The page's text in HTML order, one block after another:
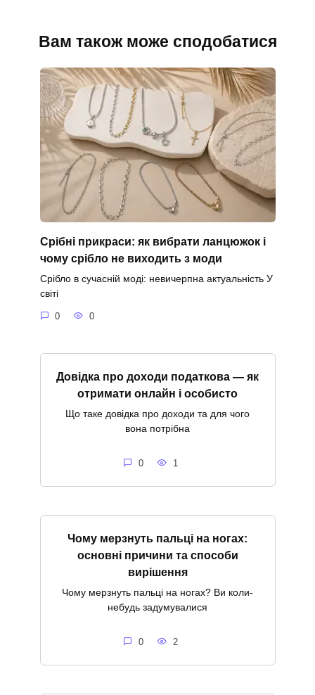
Вам також може сподобатися
Срібні прикраси: як вибрати ланцюжок і
чому срібло не виходить з моди
Срібло в сучасній моді: невичерпна актуальність У
світі
0 0
Довідка про доходи податкова — як
отримати онлайн і особисто
Що таке довідка про доходи та для чого
вона потрібна
0 1
Чому мерзнуть пальці на ногах:
основні причини та способи
вирішення
Чому мерзнуть пальці на ногах? Ви коли-
небудь задумувалися
0 2